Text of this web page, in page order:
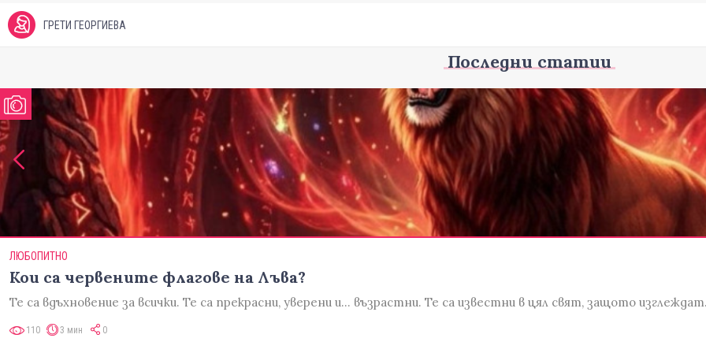
ГРЕТИ ГЕОРГИЕВА
Последни статии
ЛЮБОПИТНО
Кои са червените флагове на Лъва?
Те са вдъхновение за всички. Те са прекрасни, уверени и... възрастни. Те са известни в цял свят, защото
110 3 мин 0